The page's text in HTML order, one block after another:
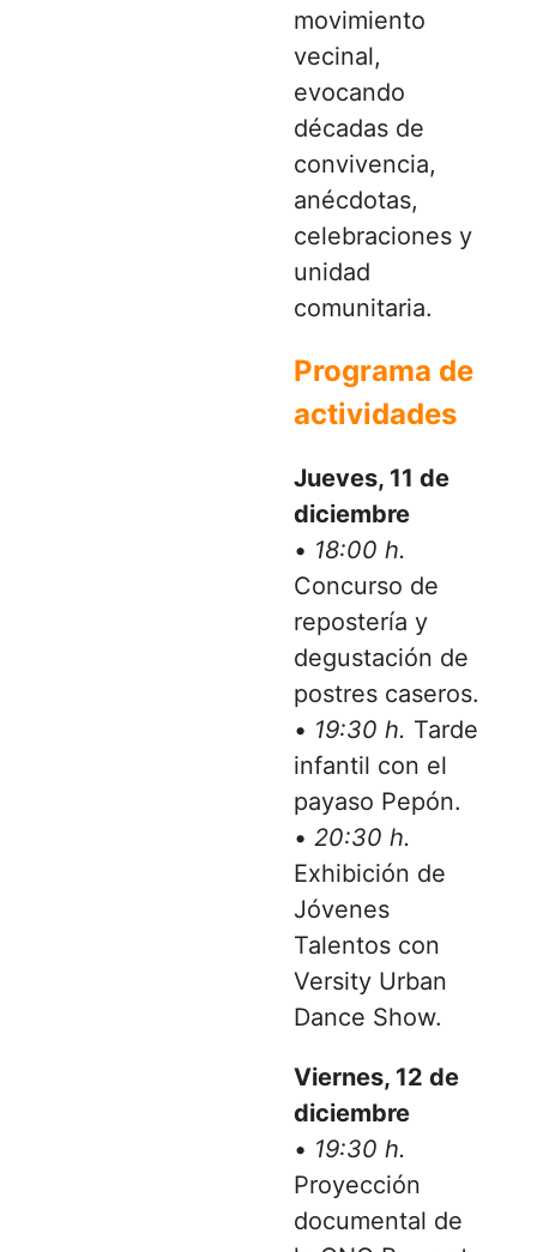
movimiento
vecinal,
evocando
décadas de
convivencia,
anécdotas,
celebraciones y
unidad
comunitaria.
Programa de
actividades
Jueves, 11 de
diciembre
• 18:00 h.
Concurso de
repostería y
degustación de
postres caseros.
• 19:30 h. Tarde
infantil con el
payaso Pepón.
• 20:30 h.
Exhibición de
Jóvenes
Talentos con
Versity Urban
Dance Show.
Viernes, 12 de
diciembre
• 19:30 h.
Proyección
documental de